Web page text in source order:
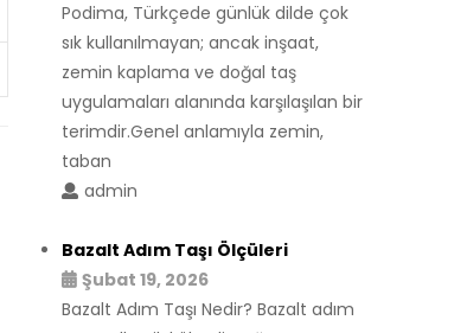
Podima, Türkçede günlük dilde çok
sık kullanılmayan; ancak inşaat,
zemin kaplama ve doğal taş
uygulamaları alanında karşılaşılan bir
terimdir.Genel anlamıyla zemin,
taban
admin
Bazalt Adım Taşı Ölçüleri
Şubat 19, 2026
Bazalt Adım Taşı Nedir? Bazalt adım